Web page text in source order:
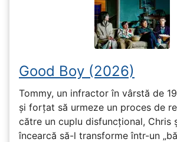
Good Boy (2026)
Tommy, un infractor în vârstă de
și forțat să urmeze un proces de
către un cuplu disfuncțional, Chris
încearcă să-l transforme într-un